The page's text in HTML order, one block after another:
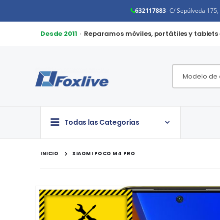
632117883- C/ Sepúlveda
Desde 2011· Reparamos móviles, portátiles y tablets
Todas las Categorías
INICIO XIAOMI POCO M4 PRO
Saltar
al
final